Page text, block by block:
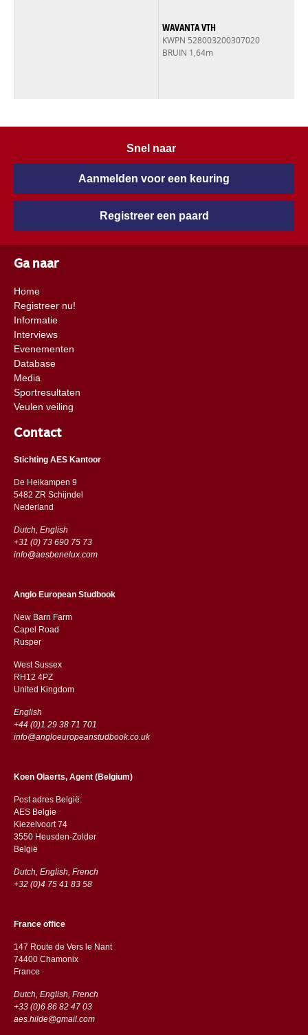
WAVANTA VTH
KWPN 528003200307020
BRUIN 1,64m
Snel naar
Aanmelden voor een keuring
Registreer een paard
Ga naar
Home
Registreer nu!
Informatie
Interviews
Evenementen
Database
Media
Sportresultaten
Veulen veiling
Contact
Stichting AES Kantoor
De Heikampen 9
5482 ZR Schijndel
​​Nederland
Dutch, English
+31 (0) 73 690 75 73
info@aesbenelux.com
Anglo European Studbook
New Barn Farm
Capel Road
​​Rusper
West Sussex
RH12 4PZ
​​United Kingdom
English
+44 (0)1 29 38 71 701
info@angloeuropeanstudbook.co.uk
Koen Olaerts, Agent (Belgium)
Post adres België:
AES Belgie
Kiezelvoort 74
3550 Heusden-Zolder
België
Dutch, English, French
+32 (0)4 75 41 83 58
France office
147 Route de Vers le Nant
74400 Chamonix
France
Dutch, English, French
+33 (0)6 86 82 47 03
aes.hilde@gmail.com